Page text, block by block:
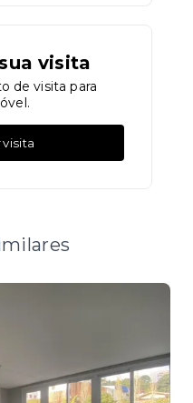
visita
de visita para